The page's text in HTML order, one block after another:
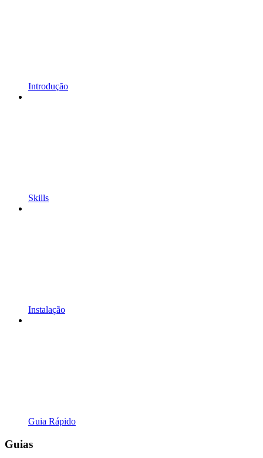
Introdução
Skills
Instalação
Guia Rápido
Guias